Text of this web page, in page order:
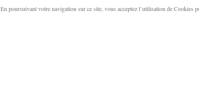
En poursuivant votre navigation sur ce site, vous acceptez l’utilisation de Cookies